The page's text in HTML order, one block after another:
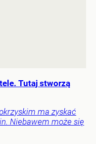
Tutaj stworzą
ma zyskać
Niebawem może się